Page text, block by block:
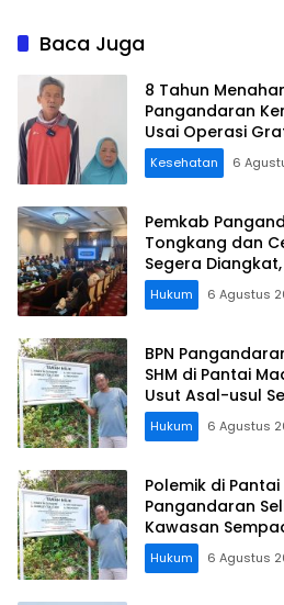
Baca Juga
8 Tahun
Pangandaran
Usai Operasi
Kesehatan 6
Pemkab
Tongkang dan
Segera
Koordinasi
Hukum 6 Agustus
BPN
SHM di Pantai
Usut Asal-usul
Hukum 6 Agustus
Polemik di
Pangandaran
Kawasan
Hukum 6 Agustus